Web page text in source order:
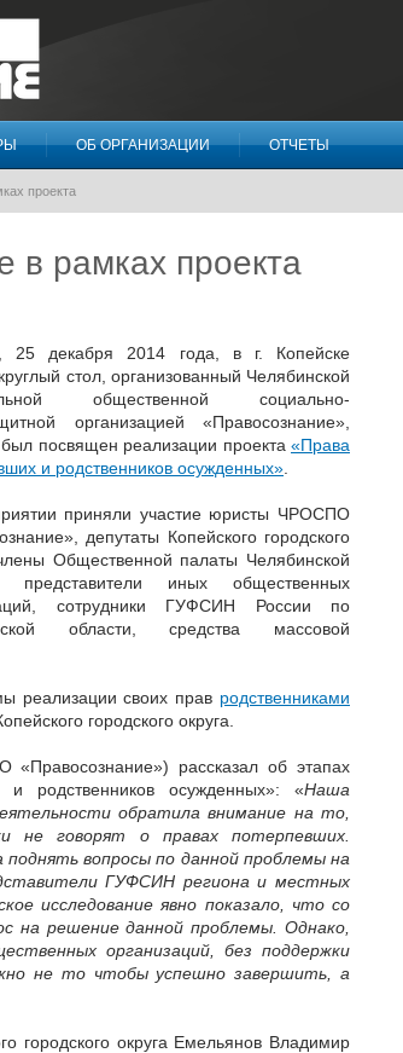
ОБ ОРГАНИЗАЦИИ ОТЧЕТЫ
проекта
в рамках проекта
25 декабря 2014 года, в г. Копейске
стол, организованный Челябинской
общественной социально-
организацией «Правосознание»,
посвящен реализации проекта «Права
и родственников осужденных»
приняли участие юристы ЧРОСПО
депутаты Копейского городского
Общественной палаты Челябинской
представители иных общественных
сотрудники ГУФСИН России по
области, средства массовой
реализации своих прав родственниками
городского округа.
рассказал об этапах
и родственников осужденных»: «Наша
обратила внимание на то,
не говорят о правах потерпевших.
вопросы по данной проблемы на
ГУФСИН региона и местных
исследование явно показало, что со
на решение данной проблемы. Однако,
организаций, без поддержки
не то чтобы успешно завершить, а
городского округа Емельянов Владимир